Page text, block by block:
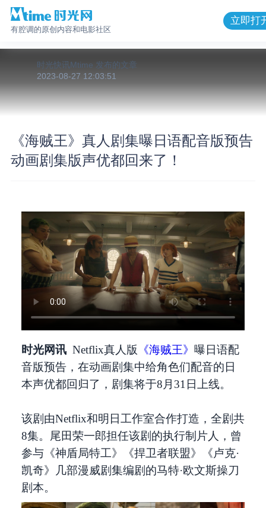
有腔调的原创内容和电影社区
立即打
时光快讯Mtime 发布的 文章
2023-08-27 12:03:51
《海贼王》真人剧集曝日语配音版预告
动画剧集版声优都回来了！
时光网讯Netflix真人版 《海贼王》 曝日语配
音版预告，在动画剧集中给角色们配音的日
本声优都回归了，剧集将于8月31日上线。
该剧由Netflix和明日工作室合作打造，全剧共
8集。尾田荣一郎担任该剧的执行制片人，曾
参与《神盾局特工》《捍卫者联盟》《卢克·
凯奇》几部漫威剧集编剧的马特·欧文斯操刀
剧本。